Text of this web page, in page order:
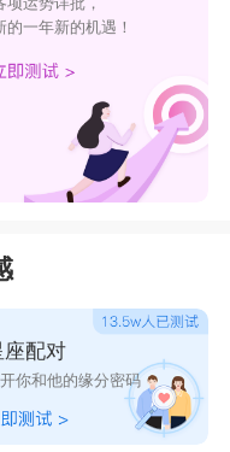
日数变，让他十分
不同，沟通良好与
键。一个是居家男
吃醋，她们把大部
间分给闷骚的金牛
到最后爱越深心越
的一年新的机遇！
座配对
你和他的缘分密码